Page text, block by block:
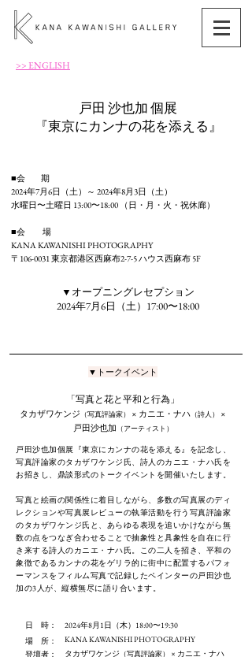
>> ENGLISH
戸田 沙也加 個展
『東京にカンナの花を添える』
■会 期
2024年7月6日（土）～ 2024年8月3日（土）
水曜日〜土曜日 13:00〜18:00 （日・月・火・祝休廊）
■会 場
KANA KAWANISHI PHOTOGRAPHY
〒106-0031 東京都港区西麻布2-7-5 ハウス西麻布 5F
▼オープニングレセプション
2024年7月6日（土）17:00〜18:00
▼トークイベント
「写真と花と平和と行為」
タカザワケンジ （写真評論家） × カニエ・ナハ （詩人）
×
戸田沙也加 （アーティスト）
戸田沙也加個展『東京にカンナの花を添える』を記念し、
写真評論家のタカザワケンジ氏、詩人のカニエ・ナハ氏を
お招きし、鼎談形式のトークイベントを開催いたします。
写真と絵画の関係性に着目しながら、多数の写真展のディ
レクションや写真展レビューの執筆活動を行う写真評論家
のタカザワケンジ氏と、あらゆる表現を追いかけながら無
数の点をつなぎ合わせることで抽象性と具象性を自在に行
き来する詩人のカニエ・ナハ氏。この二人を招き、平和の
象徴であるカンナの花をゲリラ的に街中に配置するパフォ
ーマンスをフィルム写真で記録したペインターの戸田沙也
加の3人が、縦横無尽に語り合います。
日 時：
場 所：
登壇者：
2024年8月1日（木）18:00〜19:30
KANA KAWANISHI PHOTOGRAPHY
タカザワケンジ （写真評論家） × カニエ・ナハ